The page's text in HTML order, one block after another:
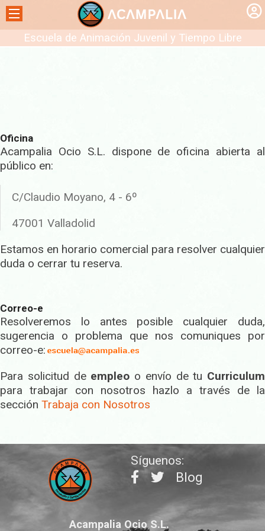
Escuela de Animación Juvenil y Tiempo Libre
Oficina
Acampalia Ocio S.L. dispone de oficina abierta al
público en:
C/Claudio Moyano, 4 - 6º
47001 Valladolid
Estamos en horario comercial para resolver cualquier
duda o cerrar tu reserva.
Correo-e
Resolveremos lo antes posible cualquier duda,
sugerencia o problema que nos comuniques por
correo-e:
Para solicitud de empleo o envío de tu Curriculum
para trabajar con nosotros hazlo a través de la
sección Trabaja con Nosotros
Síguenos:
Blog
Acampalia Ocio S.L.